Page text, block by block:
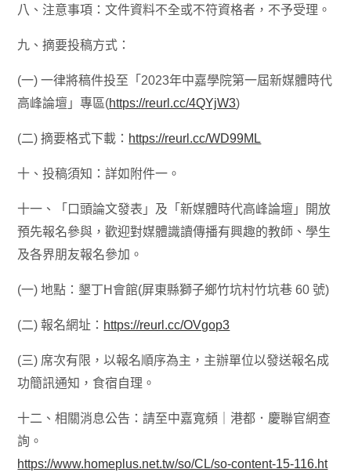
八、注意事項：文件資料不全或不符資格者，不予受理。
九、摘要投稿方式：
(一) 一律將稿件投至「2023年中嘉學院第一屆新媒體時代
高峰論壇」專區(https://reurl.cc/4QYjW3)
(二) 摘要格式下載： https://reurl.cc/WD99ML
十、投稿須知：詳如附件一。
十一、「口頭論文發表」及「新媒體時代高峰論壇」開放
預先報名參與，歡迎對媒體識讀傳播有興趣的教師、學生
及各界朋友報名參加。
(一) 地點：墾丁H會館(屏東縣獅子鄉竹坑村竹坑巷 60 號)
(二) 報名網址： https://reurl.cc/OVgop3
(三) 席次有限，以報名順序為主，主辦單位以發送報名成
功簡訊通知，食宿自理。
十二、相關消息公告：請至中嘉寬頻｜港都．慶聯官網查
詢。
https://www.homeplus.net.tw/so/CL/so-content-15-116.ht